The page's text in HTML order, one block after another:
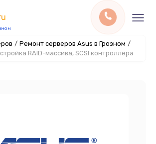
/ Ремонт серверов Asus в Грозном /
RAID-массива, SCSI контроллера